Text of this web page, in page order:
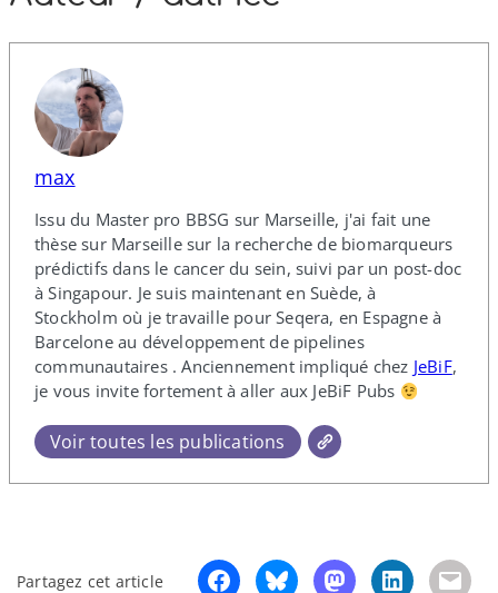
max
Issu du Master pro BBSG sur Marseille, j'ai fait une
thèse sur Marseille sur la recherche de biomarqueurs
prédictifs dans le cancer du sein, suivi par un post-​doc
à Singapour. Je suis maintenant en Suède, à
Stockholm où je travaille pour Seqera, en Espagne à
Barcelone au développement de pipelines
communautaires . Anciennement impliqué chez JeBiF,
je vous invite fortement à aller aux JeBiF Pubs
Voir toutes les publications
Partagez cet article